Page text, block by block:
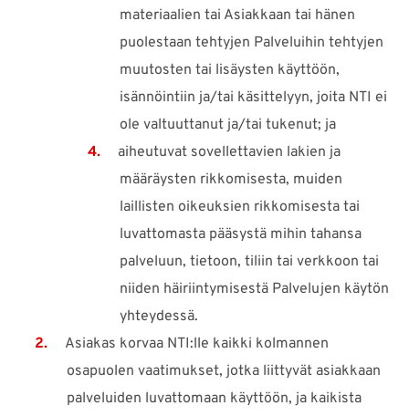
materiaalien tai Asiakkaan tai hänen
puolestaan tehtyjen Palveluihin tehtyjen
muutosten tai lisäysten käyttöön,
isännöintiin ja/tai käsittelyyn, joita NTI ei
ole valtuuttanut ja/tai tukenut; ja
aiheutuvat sovellettavien lakien ja
määräysten rikkomisesta, muiden
laillisten oikeuksien rikkomisesta tai
luvattomasta pääsystä mihin tahansa
palveluun, tietoon, tiliin tai verkkoon tai
niiden häiriintymisestä Palvelujen käytön
yhteydessä.
Asiakas korvaa NTI:lle kaikki kolmannen
osapuolen vaatimukset, jotka liittyvät asiakkaan
palveluiden luvattomaan käyttöön, ja kaikista